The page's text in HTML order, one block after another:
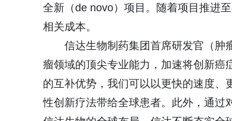
全新（de novo）项目。随着项目推进
相关成本。
信达生物制药集团首席研发官（肿
瘤领域的顶尖专业能力，加速将创新癌
的互补优势，我们可以以更快的速度、
性创新疗法带给全球患者。此外，通过